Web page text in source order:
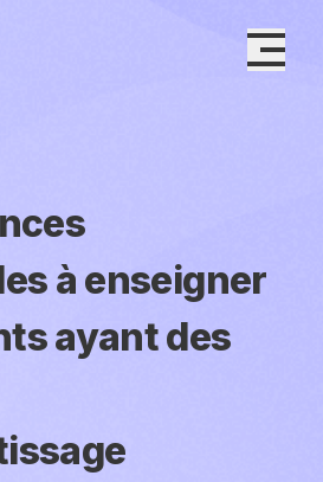
à enseigner
ayant des